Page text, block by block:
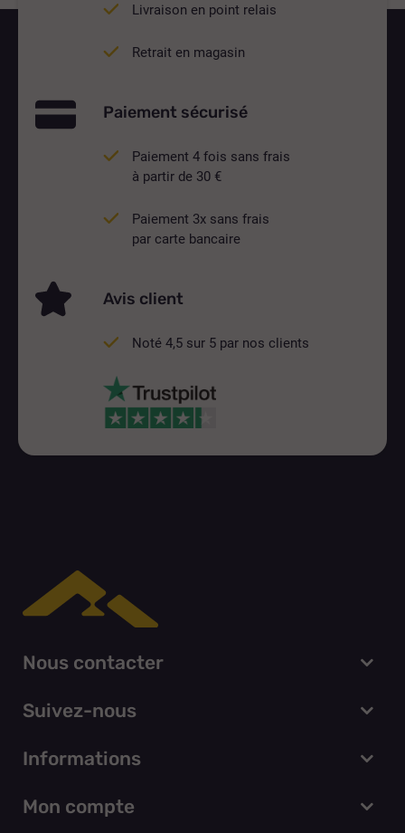
Livraison en point relais
Retrait en magasin
Paiement sécurisé
Paiement 4 fois sans frais
à partir de 30 €
Paiement 3x sans frais
par carte bancaire
Avis client
Noté 4,5 sur 5 par nos clients
Nous contacter
Suivez-nous
Informations
Mon compte